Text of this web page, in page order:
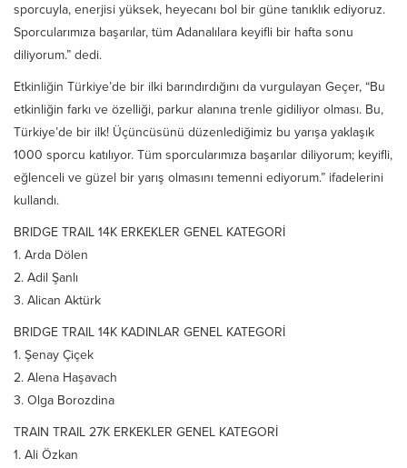
sporcuyla, enerjisi yüksek, heyecanı bol bir güne tanıklık ediyoruz.
Sporcularımıza başarılar, tüm Adanalılara keyifli bir hafta sonu
diliyorum.” dedi.
Etkinliğin Türkiye’de bir ilki barındırdığını da vurgulayan Geçer, “Bu
etkinliğin farkı ve özelliği, parkur alanına trenle gidiliyor olması. Bu,
Türkiye’de bir ilk! Üçüncüsünü düzenlediğimiz bu yarışa yaklaşık
1000 sporcu katılıyor. Tüm sporcularımıza başarılar diliyorum; keyifli,
eğlenceli ve güzel bir yarış olmasını temenni ediyorum.” ifadelerini
kullandı.
BRIDGE TRAIL 14K ERKEKLER GENEL KATEGORİ
1. Arda Dölen
2. Adil Şanlı
3. Alican Aktürk
BRIDGE TRAIL 14K KADINLAR GENEL KATEGORİ
1. Şenay Çiçek
2. Alena Haşavach
3. Olga Borozdina
TRAIN TRAIL 27K ERKEKLER GENEL KATEGORİ
1. Ali Özkan